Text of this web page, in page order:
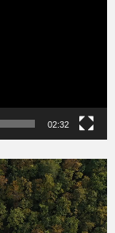
02:32